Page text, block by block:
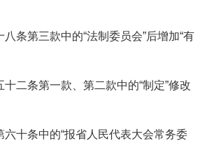
第三款中的“法制委员会”后增加“有
条第一款、第二款中的“制定”修改
十条中的“报省人民代表大会常务委